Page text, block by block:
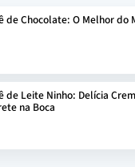
de Chocolate: O Melhor do
de Leite Ninho: Delícia
na Boca